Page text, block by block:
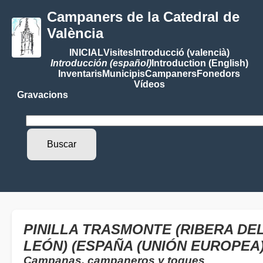
Campaners de la Catedral de
València
INICIALVisitesIntroducció (valencià)
Introducción (español)Introduction (English)
InventarisMunicipisCampanersFonedors
Vídeos
Gravacions
PINILLA TRASMONTE (RIBERA
LEÓN) (ESPAÑA (UNIÓN
Campanas, campaneros y toques